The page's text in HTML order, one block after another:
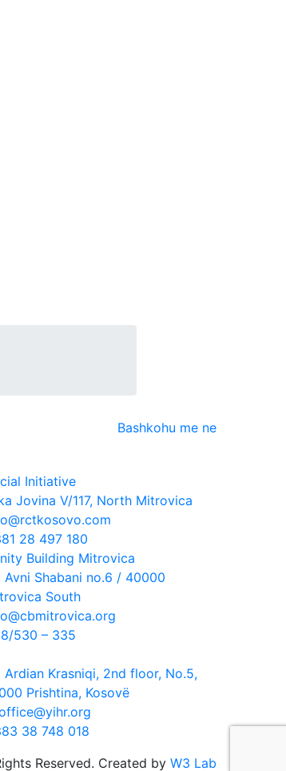
Bashkohu me ne
Initiative
Jovina V/117, North Mitrovica
28 497 180
Building Mitrovica
Avni Shabani no.6 / 40000
South
530 – 335
Ardian Krasniqi, 2nd floor, No.5,
Prishtina, Kosovë
38 748 018
Reserved. Created by W3 Lab